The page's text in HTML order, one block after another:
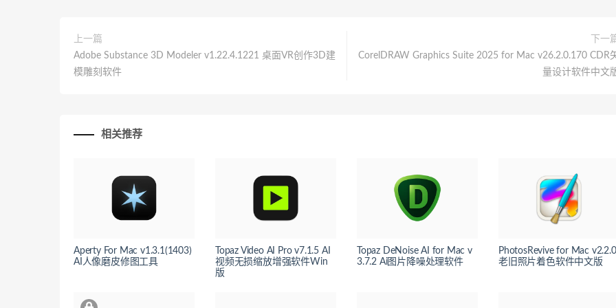
上一篇
Adobe Substance 3D Modeler v1.22.4.1221 桌面VR创作3D建
模雕刻软件
下一
CorelDRAW Graphics Suite 2025 for Mac v26.2.0.170 CDR
量设计软件中文
相关推荐
Aperty For Mac v1.3.1(1403)
AI人像磨皮修图工具
Topaz Video AI Pro v7.1.5 AI
视频无损缩放增强软件Win
版
Topaz DeNoise AI for Mac v
3.7.2 Ai图片降噪处理软件
PhotosRevive for Mac v2.2.0
老旧照片着色软件中文版